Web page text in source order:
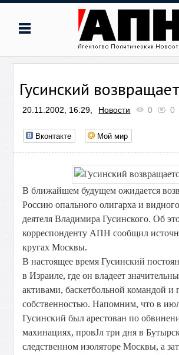
Гусинский
20.11.2002, 16:29, Новости 0 0
Вконтакте Мой мир
В ближайшем будущем ожидается
Россию опального олигарха и
деятеля Владимира Гусинского. Об
корреспонденту АПН сообщил
кругах Москвы.
В настоящее время Гусинский
в Израиле, где он владеет
активами, баскетбольной командой и
собственностью. Напомним, что в
Гусинский был арестован по
махинациях, провЈл три дня в
следственном изоляторе Москвы, а